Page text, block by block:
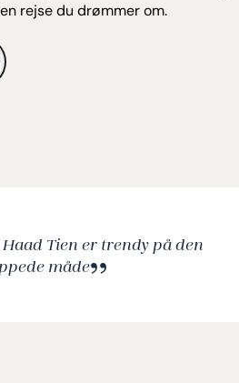
rejse du drømmer om.
Haad Tien er trendy på den
måde